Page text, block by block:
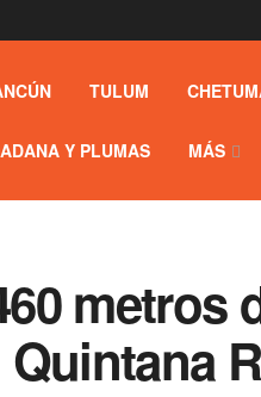
TULUM
Y PLUMAS MÁS
metros